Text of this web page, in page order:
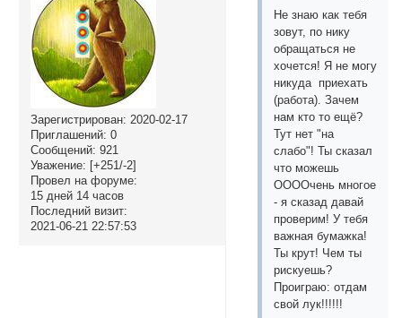
Зарегистрирован: 2020-02-17
Приглашений: 0
Сообщений: 921
Уважение: [+251/-2]
Провел на форуме:
15 дней 14 часов
Последний визит:
2021-06-21 22:57:53
Не знаю как тебя
зовут, по нику
обращаться не
хочется! Я не могу
никуда приехать
(работа). Зачем
нам кто то ещё?
Тут нет "на
слабо"! Ты сказал
что можешь
ООООчень многое
- я сказад давай
проверим! У тебя
важная бумажка!
Ты крут! Чем ты
рискуешь?
Проиграю: отдам
свой лук!!!!!!